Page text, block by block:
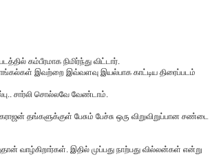
கம்பீரமாக நிமிர்ந்து விட்டார்.
இவற்றை இவ்வளவு இயல்பாக காட்டிய திரைப்படம்
சார்லி சொல்லவே வேண்டாம்.
தங்களுக்குள் பேசும் பேச்சு ஒரு விறுவிறுப்பான சண்டை
வாழ்கிறார்கள். இதில் முப்பது நாற்பது வில்லன்கள் என்று